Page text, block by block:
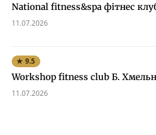
National fitness&spa фітнес
11.07.2026
★ 9.5
Workshop fitness club Б.
11.07.2026